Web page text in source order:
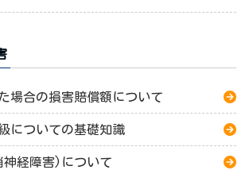
場合の損害賠償額について
についての基礎知識
神経障害)について